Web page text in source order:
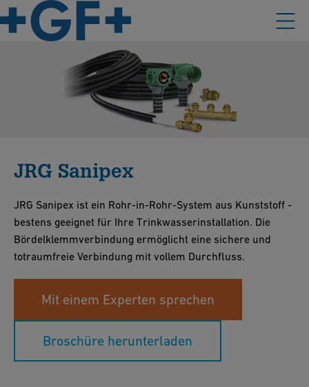
JRG Sanipex
JRG Sanipex ist ein Rohr-in-Rohr-System aus Kunststoff -
bestens geeignet für Ihre Trinkwasserinstallation. Die
Bördelklemmverbindung ermöglicht eine sichere und
totraumfreie Verbindung mit vollem Durchfluss.
Mit einem Experten sprechen
Broschüre herunterladen